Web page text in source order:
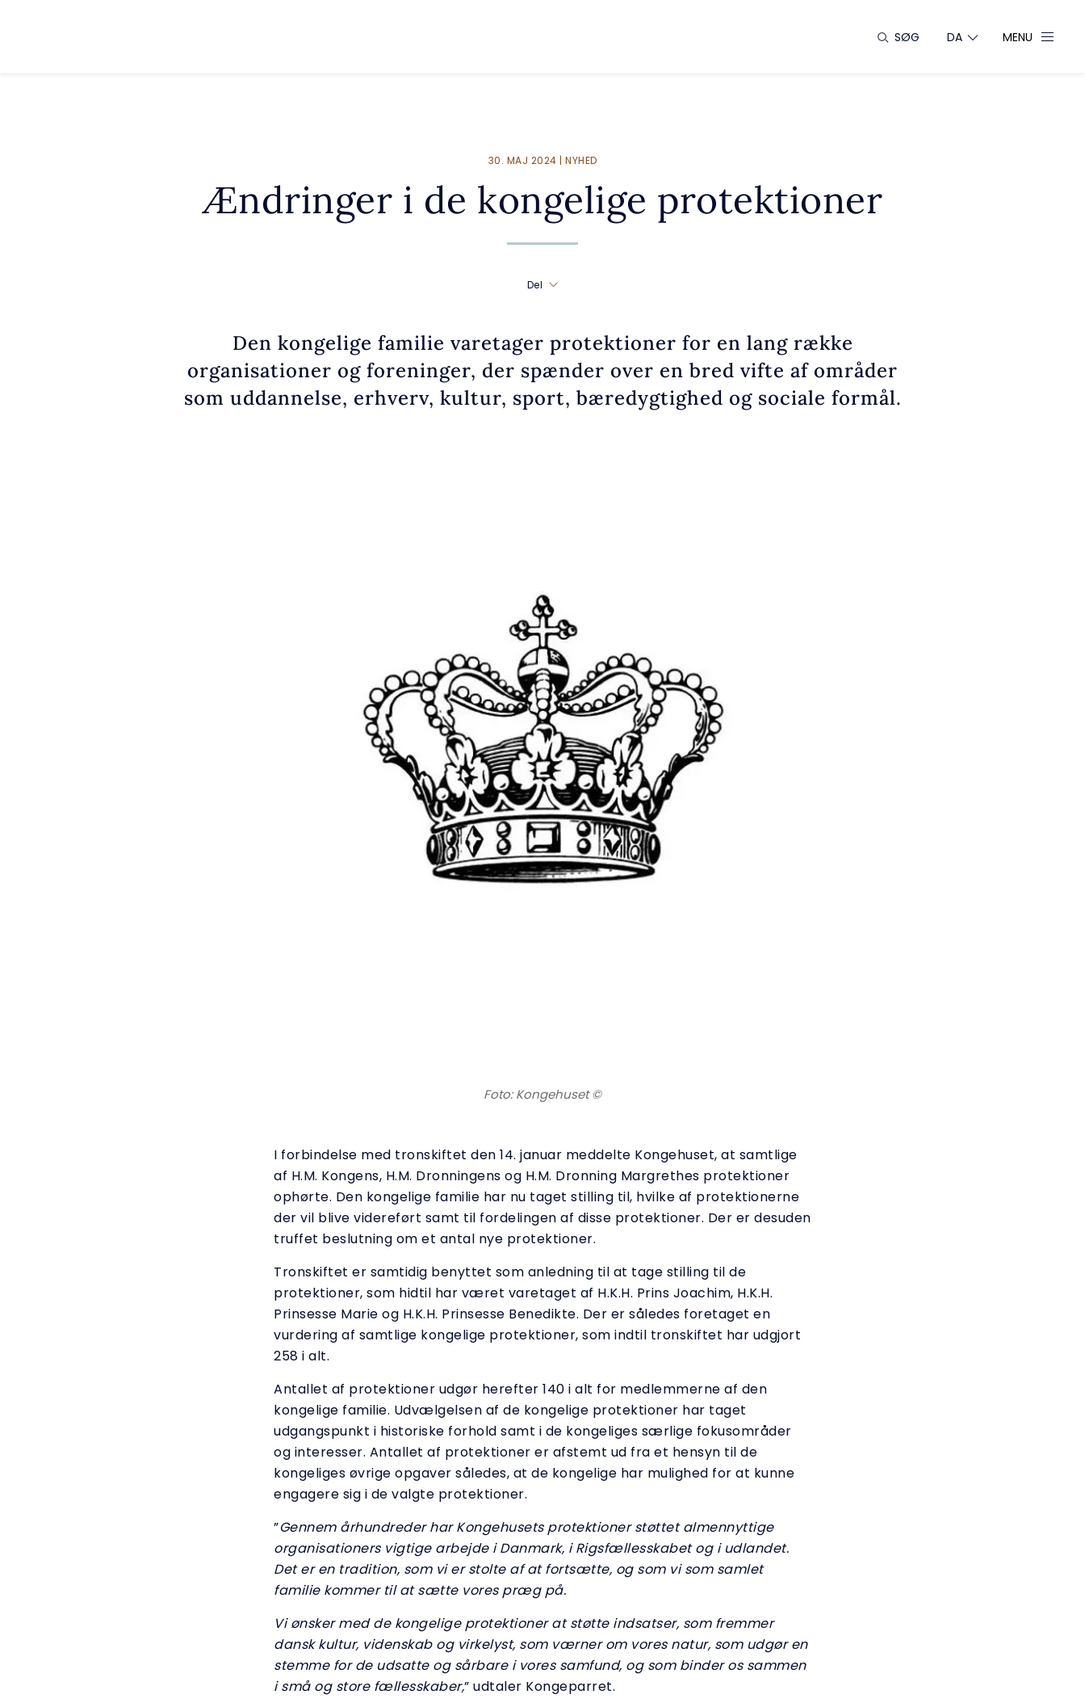
SØG DA MENU
30. MAJ 2024 | NYHED
Ændringer i de kongelige protektioner
Del
Den kongelige familie varetager protektioner for en lang række
organisationer og foreninger, der spænder over en bred vifte af områder
som uddannelse, erhverv, kultur, sport, bæredygtighed og sociale formål.
Foto: Kongehuset ©
I forbindelse med tronskiftet den 14. januar meddelte Kongehuset, at samtlige
af H.M. Kongens, H.M. Dronningens og H.M. Dronning Margrethes protektioner
ophørte. Den kongelige familie har nu taget stilling til, hvilke af protektionerne
der vil blive videreført samt til fordelingen af disse protektioner. Der er desuden
truffet beslutning om et antal nye protektioner.
Tronskiftet er samtidig benyttet som anledning til at tage stilling til de
protektioner, som hidtil har været varetaget af H.K.H. Prins Joachim, H.K.H.
Prinsesse Marie og H.K.H. Prinsesse Benedikte. Der er således foretaget en
vurdering af samtlige kongelige protektioner, som indtil tronskiftet har udgjort
258 i alt.
Antallet af protektioner udgør herefter 140 i alt for medlemmerne af den
kongelige familie. Udvælgelsen af de kongelige protektioner har taget
udgangspunkt i historiske forhold samt i de kongeliges særlige fokusområder
og interesser. Antallet af protektioner er afstemt ud fra et hensyn til de
kongeliges øvrige opgaver således, at de kongelige har mulighed for at kunne
engagere sig i de valgte protektioner.
”Gennem århundreder har Kongehusets protektioner støttet almennyttige
organisationers vigtige arbejde i Danmark, i Rigsfællesskabet og i udlandet.
Det er en tradition, som vi er stolte af at fortsætte, og som vi som samlet
familie kommer til at sætte vores præg på.
Vi ønsker med de kongelige protektioner at støtte indsatser, som fremmer
dansk kultur, videnskab og virkelyst, som værner om vores natur, som udgør en
stemme for de udsatte og sårbare i vores samfund, og som binder os sammen
i små og store fællesskaber,” udtaler Kongeparret.